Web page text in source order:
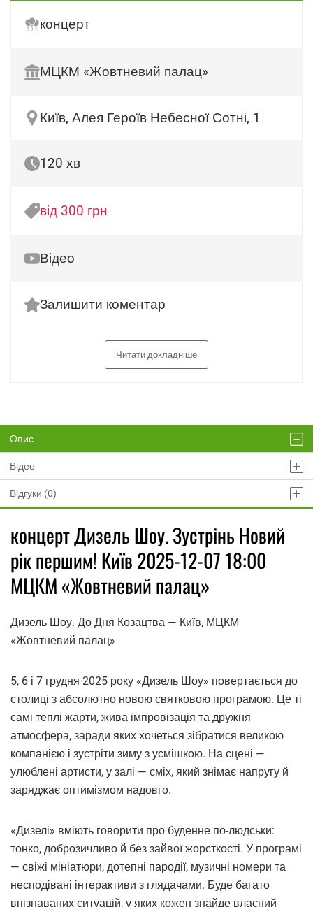
концерт
МЦКМ «Жовтневий палац»
Київ, Алея Героїв Небесної Сотні, 1
120 хв
від 300 грн
Відео
Залишити коментар
Читати докладніше
Опис
Відео
Відгуки (0)
концерт Дизель Шоу. Зустрінь Новий
рік першим! Київ 2025-12-07 18:00
МЦКМ «Жовтневий палац»
Дизель Шоу. До Дня Козацтва — Київ, МЦКМ
«Жовтневий палац»
5, 6 і 7 грудня 2025 року «Дизель Шоу» повертається до
столиці з абсолютно новою святковою програмою. Це ті
самі теплі жарти, жива імпровізація та дружня
атмосфера, заради яких хочеться зібратися великою
компанією і зустріти зиму з усмішкою. На сцені —
улюблені артисти, у залі — сміх, який знімає напругу й
заряджає оптимізмом надовго.
«Дизелі» вміють говорити про буденне по-людськи:
тонко, доброзичливо й без зайвої жорсткості. У програмі
— свіжі мініатюри, дотепні пародії, музичні номери та
несподівані інтерактиви з глядачами. Буде багато
впізнаваних ситуацій, у яких кожен знайде власний